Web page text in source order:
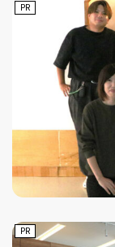
PR
PR